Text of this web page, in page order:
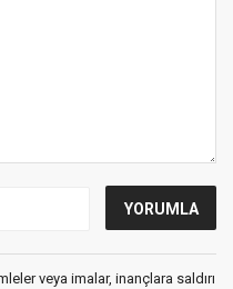
veya imalar, inançlara saldırı